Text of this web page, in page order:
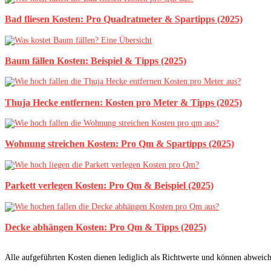
Bad fliesen Kosten: Pro Quadratmeter & Spartipps (2025)
Baum fällen Kosten: Beispiel & Tipps (2025)
Thuja Hecke entfernen: Kosten pro Meter & Tipps (2025)
Wohnung streichen Kosten: Pro Qm & Spartipps (2025)
Parkett verlegen Kosten: Pro Qm & Beispiel (2025)
Decke abhängen Kosten: Pro Qm & Tipps (2025)
Alle aufgeführten Kosten dienen lediglich als Richtwerte und können